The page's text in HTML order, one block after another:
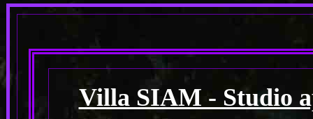
Villa SIAM - Studio